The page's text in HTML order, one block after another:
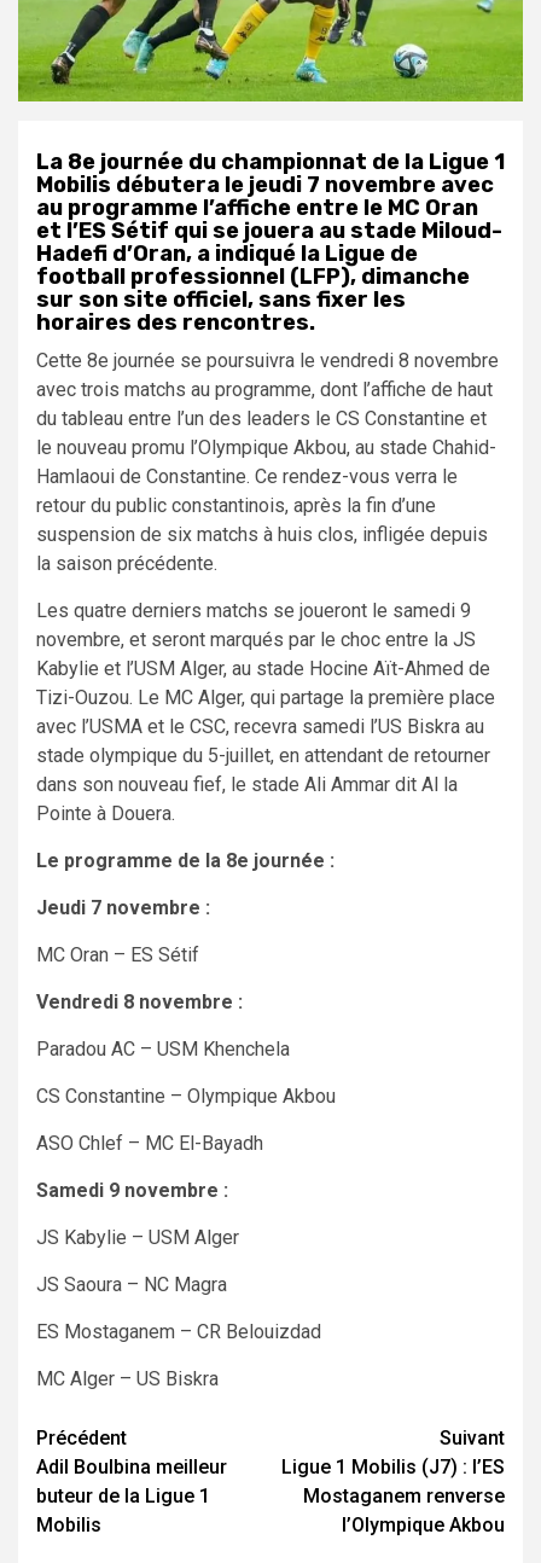
La 8e journée du championnat de la Ligue 1
Mobilis débutera le jeudi 7 novembre avec
au programme l’affiche entre le MC Oran
et l’ES Sétif qui se jouera au stade Miloud-
Hadefi d’Oran, a indiqué la Ligue de
football professionnel (LFP), dimanche
sur son site officiel, sans fixer les
horaires des rencontres.
Cette 8e journée se poursuivra le vendredi 8 novembre
avec trois matchs au programme, dont l’affiche de haut
du tableau entre l’un des leaders le CS Constantine et
le nouveau promu l’Olympique Akbou, au stade Chahid-
Hamlaoui de Constantine. Ce rendez-vous verra le
retour du public constantinois, après la fin d’une
suspension de six matchs à huis clos, infligée depuis
la saison précédente.
Les quatre derniers matchs se joueront le samedi 9
novembre, et seront marqués par le choc entre la JS
Kabylie et l’USM Alger, au stade Hocine Aït-Ahmed de
Tizi-Ouzou. Le MC Alger, qui partage la première place
avec l’USMA et le CSC, recevra samedi l’US Biskra au
stade olympique du 5-juillet, en attendant de retourner
dans son nouveau fief, le stade Ali Ammar dit Al la
Pointe à Douera.
Le programme de la 8e journée :
Jeudi 7 novembre :
MC Oran – ES Sétif
Vendredi 8 novembre :
Paradou AC – USM Khenchela
CS Constantine – Olympique Akbou
ASO Chlef – MC El-Bayadh
Samedi 9 novembre :
JS Kabylie – USM Alger
JS Saoura – NC Magra
ES Mostaganem – CR Belouizdad
MC Alger – US Biskra
Navigation
d’article
Précédent
Adil Boulbina meilleur
buteur de la Ligue 1
Mobilis
Suivant
Ligue 1 Mobilis (J7) : l’ES
Mostaganem renverse
l’Olympique Akbou